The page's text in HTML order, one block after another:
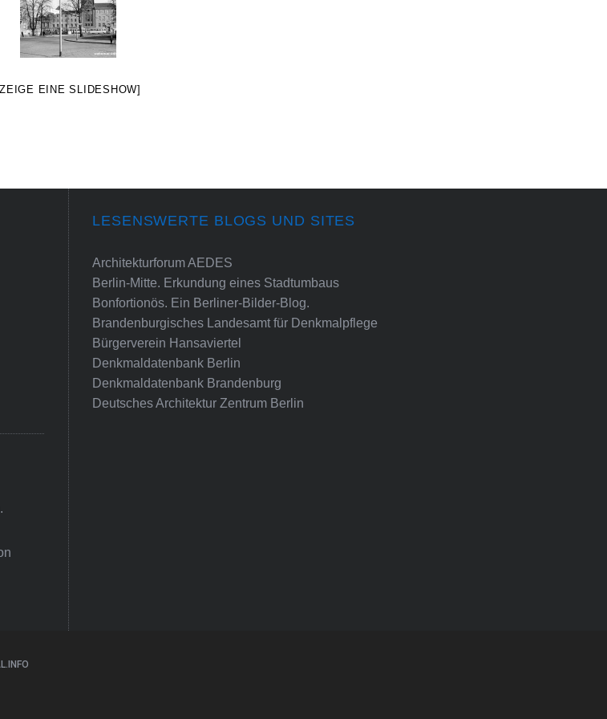
EINE SLIDESHOW]
LESENSWERTE BLOGS UND SITES
Architekturforum AEDES
Berlin-Mitte. Erkundung eines Stadtumbaus
Bonfortionös. Ein Berliner-Bilder-Blog.
Brandenburgisches Landesamt für Denkmalpflege
Bürgerverein Hansaviertel
Denkmaldatenbank Berlin
Denkmaldatenbank Brandenburg
Deutsches Architektur Zentrum Berlin